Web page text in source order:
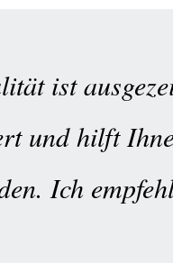
ist
und hilft
Ich